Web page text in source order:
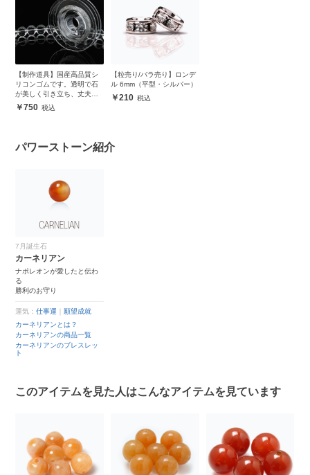
【制作道具】国産高品質シ
リコンゴムです。透明で石
が美しく引き立ち、丈夫で
安心750
【粒売り/バラ売り】ロンデ
ル 6mm（平型・シルバー）
210
パワーストーン紹介
7月誕生石
カーネリアン
ナポレオンが愛したと伝わ
る
勝利のお守り
運気：仕事運
願望成就
カーネリアンとは？
カーネリアンの商品一覧
カーネリアンのブレスレッ
ト
このアイテムを見た人はこんなアイテムを見ています